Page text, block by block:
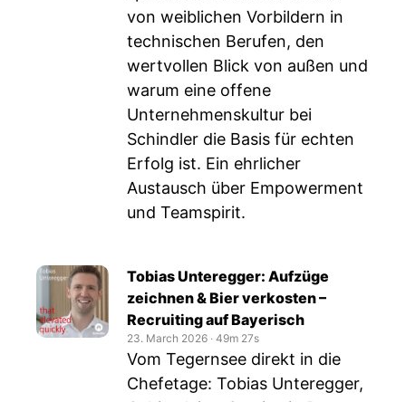
von weiblichen Vorbildern in
technischen Berufen, den
wertvollen Blick von außen und
warum eine offene
Unternehmenskultur bei
Schindler die Basis für echten
Erfolg ist. Ein ehrlicher
Austausch über Empowerment
und Teamspirit.
Tobias Unteregger: Aufzüge
zeichnen & Bier verkosten –
Recruiting auf Bayerisch
23. March 2026 ‧ 49m 27s
Vom Tegernsee direkt in die
Chefetage: Tobias Unteregger,